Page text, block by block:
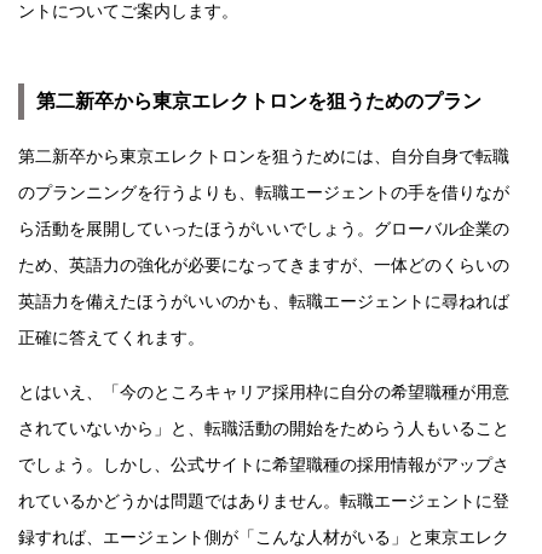
ントについてご案内します。
第二新卒から東京エレクトロンを狙うためのプラン
第二新卒から東京エレクトロンを狙うためには、自分自身で転職
のプランニングを行うよりも、転職エージェントの手を借りなが
ら活動を展開していったほうがいいでしょう。グローバル企業の
ため、英語力の強化が必要になってきますが、一体どのくらいの
英語力を備えたほうがいいのかも、転職エージェントに尋ねれば
正確に答えてくれます。
とはいえ、「今のところキャリア採用枠に自分の希望職種が用意
されていないから」と、転職活動の開始をためらう人もいること
でしょう。しかし、公式サイトに希望職種の採用情報がアップさ
れているかどうかは問題ではありません。転職エージェントに登
録すれば、エージェント側が「こんな人材がいる」と東京エレク